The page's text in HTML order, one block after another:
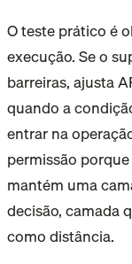
O teste prático é
execução. Se o
barreiras, ajusta
quando a
entrar na
permissão
mantém uma
decisão, camada
como distância.